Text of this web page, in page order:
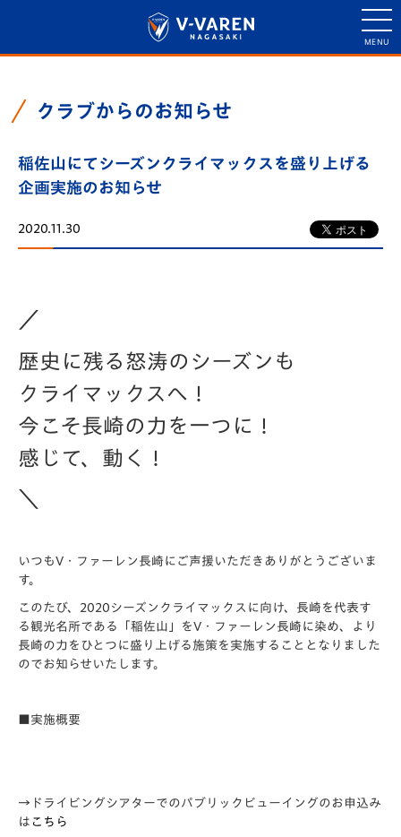
クラブからのお知らせ
稲佐山にてシーズンクライマックスを盛り上げる
企画実施のお知らせ
2020.11.30
／
歴史に残る怒涛のシーズンも
クライマックスへ！
今こそ長崎の力を一つに！
感じて、動く！
＼
いつもV・ファーレン長崎にご声援いただきありがとうございま
す。
このたび、2020シーズンクライマックスに向け、長崎を代表す
る観光名所である「稲佐山」をV・ファーレン長崎に染め、より
長崎の力をひとつに盛り上げる施策を実施することとなりました
のでお知らせいたします。
■実施概要
→ドライビングシアターでのパブリックビューイングのお申込み
は こちら